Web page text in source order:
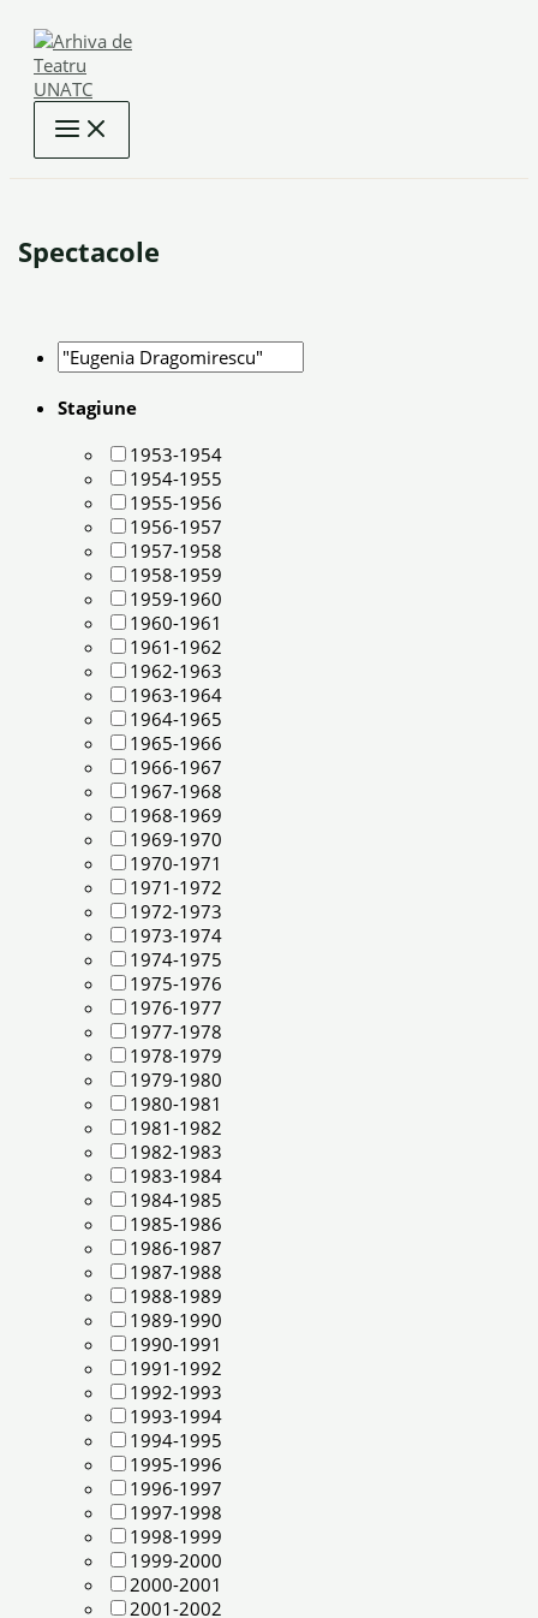
content
Spectacole
Stagiune
1953-1954
1954-1955
1955-1956
1956-1957
1957-1958
1958-1959
1959-1960
1960-1961
1961-1962
1962-1963
1963-1964
1964-1965
1965-1966
1966-1967
1967-1968
1968-1969
1969-1970
1970-1971
1971-1972
1972-1973
1973-1974
1974-1975
1975-1976
1976-1977
1977-1978
1978-1979
1979-1980
1980-1981
1981-1982
1982-1983
1983-1984
1984-1985
1985-1986
1986-1987
1987-1988
1988-1989
1989-1990
1990-1991
1991-1992
1992-1993
1993-1994
1994-1995
1995-1996
1996-1997
1997-1998
1998-1999
1999-2000
2000-2001
2001-2002